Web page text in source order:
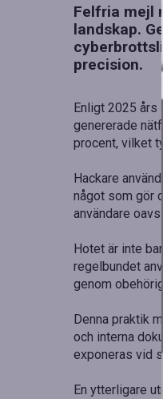
Felfria mejl
landskap.
precision.
Enligt 2025 års
genererade
procent, vilket
Hackare
något som gör
användare
Hotet är inte
regelbundet
genom
Denna praktik
och interna
exponeras vid
En ytterligare